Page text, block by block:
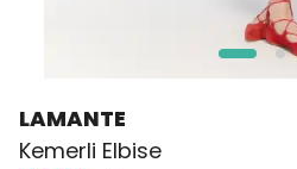
LAMANTE
Kemerli Elbise